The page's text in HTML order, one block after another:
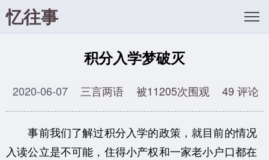
忆往事
积分入学梦破灭
2020-06-07 三言两语 被11205次围观 49 评论
事前我们了解过积分入学的政策，就目前的情况
入读公立是不可能，住得小产权和一家老小户口都在